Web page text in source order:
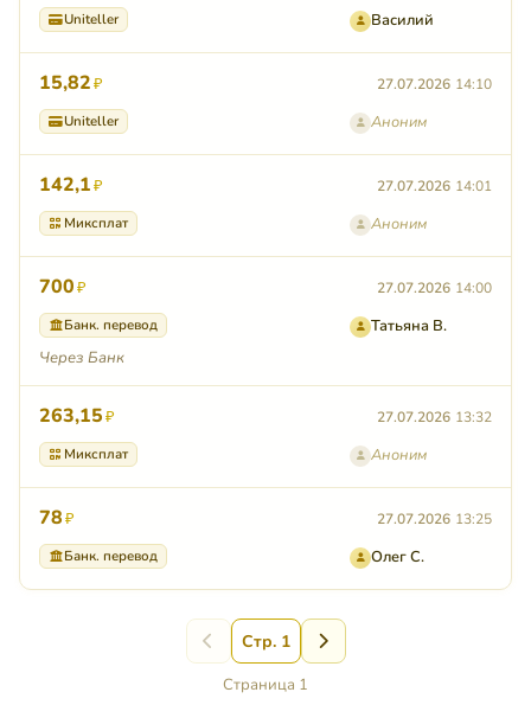
Uniteller
Василий
27.07.2026 14:10
15,82₽
Uniteller Аноним
27.07.2026 14:01
142,1₽
Миксплат Аноним
27.07.2026 14:00
700₽
Банк. перевод
Татьяна В.
Через Банк
27.07.2026 13:32
263,15₽
Миксплат Аноним
27.07.2026 13:25
78₽
Банк. перевод Олег С.
Стр. 1
Страница 1